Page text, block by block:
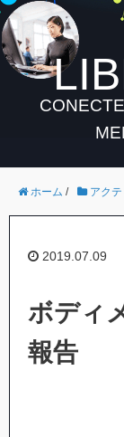
ホーム / アク
2019.07.09
ボディ
報告